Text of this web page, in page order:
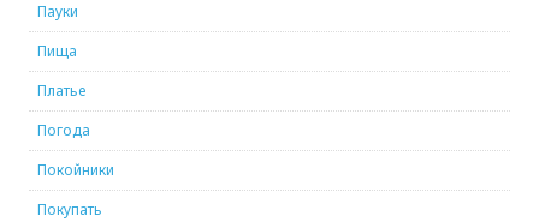
Пауки
Пища
Платье
Погода
Покойники
Покупать